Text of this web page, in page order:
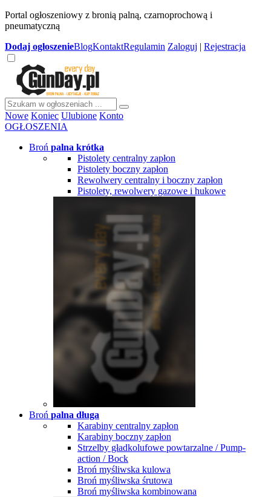
Portal ogłoszeniowy z bronią palną, czarnoprochową i
pneumatyczną
Dodaj ogłoszenieBlogKontaktRegulamin Zaloguj | Rejestracja
Nowe Koniec Ulubione Konto
OGŁOSZENIA
Broń palna krótka
Pistolety centralny zapłon
Pistolety boczny zapłon
Rewolwery centralny i boczny zapłon
Pistolety, rewolwery gazowe i hukowe
Broń palna długa
Karabiny centralny zapłon
Karabiny boczny zapłon
Strzelby gładkolufowe powtarzalne / Pump-
action / Bock
Broń myśliwska kulowa
Broń myśliwska śrutowa
Broń myśliwska kombinowana